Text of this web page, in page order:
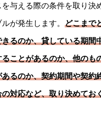
与える際の条件を取り決
が発生します。 どこまで
るのか、貸している期間
ことがあるのか、他のも
るのか、契約期間や契約
対応など、取り決めてお